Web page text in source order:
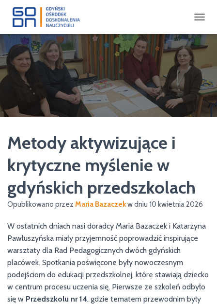
R
Ą
C
Z
N
A
W
Metody aktywizujące i
krytyczne myślenie w
gdyńskich przedszkolach
Opublikowano przez Maria Bazaczekw dniu 10 kwietnia 2026
W ostatnich dniach nasi doradcy Maria Bazaczek i Katarzyna
Pawłuszyńska miały przyjemność poprowadzić inspirujące
warsztaty dla Rad Pedagogicznych dwóch gdyńskich
placówek. Spotkania poświęcone były nowoczesnym
podejściom do edukacji przedszkolnej, które stawiają dziecko
w centrum procesu uczenia się. Pierwsze ze szkoleń odbyło
się w Przedszkolu nr 14, gdzie tematem przewodnim były